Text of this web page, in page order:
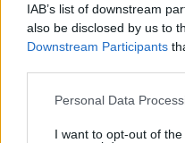
IAB’s list of downstream
also be disclosed by us to
Downstream Participants
Please note that this
not limited to your visit or
Personal Data
I want to opt-out of
Vasárnap azonban
-